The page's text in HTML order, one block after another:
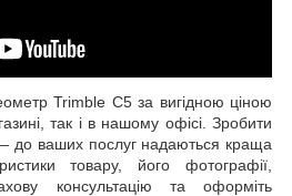
Trimble C5 за вигідною ціною
так і в нашому офісі. Зробити
до ваших послуг надаються краща
товару, його фотографії,
консультацію та оформіть